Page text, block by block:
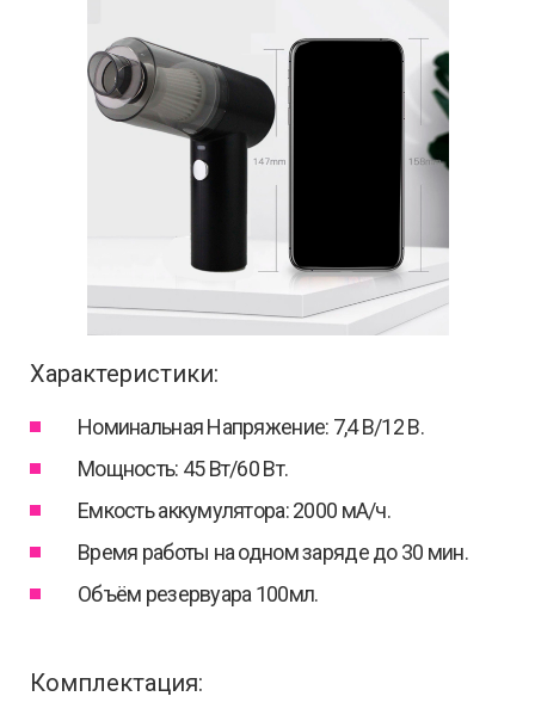
Характеристики:
Номинальная Напряжение: 7,4 В/12 В.
Мощность: 45 Вт/60 Вт.
Емкость аккумулятора: 2000 мА/ч.
Время работы на одном заряде до 30 мин.
Объём резервуара 100мл.
Комплектация: